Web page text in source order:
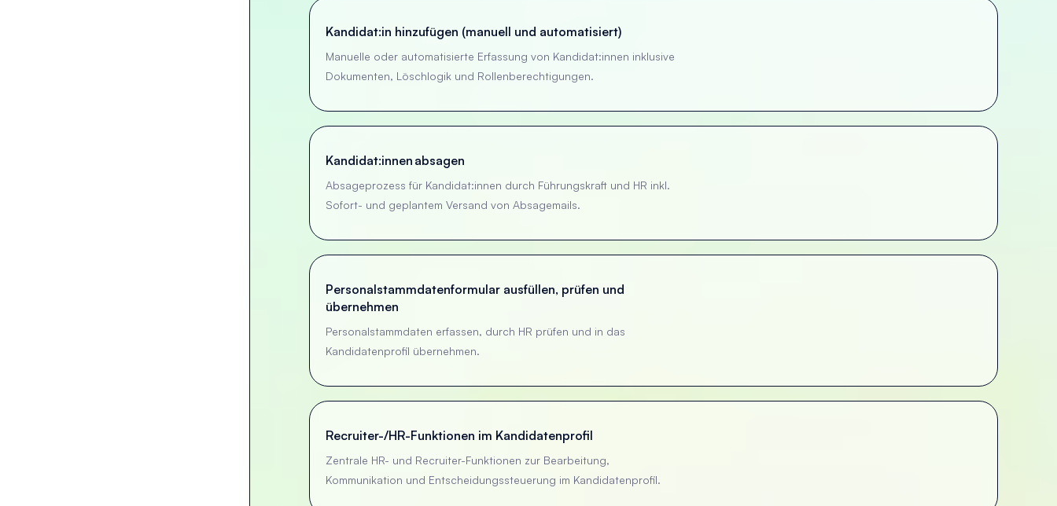
Kandidat:in hinzufügen (manuell und automatisiert)
Manuelle oder automatisierte Erfassung von Kandidat:innen inklusive
Dokumenten, Löschlogik und Rollenberechtigungen.
Kandidat:innen absagen
Absageprozess für Kandidat:innen durch Führungskraft und HR inkl.
Sofort- und geplantem Versand von Absagemails.
Personalstammdatenformular ausfüllen, prüfen und
übernehmen
Personalstammdaten erfassen, durch HR prüfen und in das
Kandidatenprofil übernehmen.
Recruiter-/HR-Funktionen im Kandidatenprofil
Zentrale HR- und Recruiter-Funktionen zur Bearbeitung,
Kommunikation und Entscheidungssteuerung im Kandidatenprofil.